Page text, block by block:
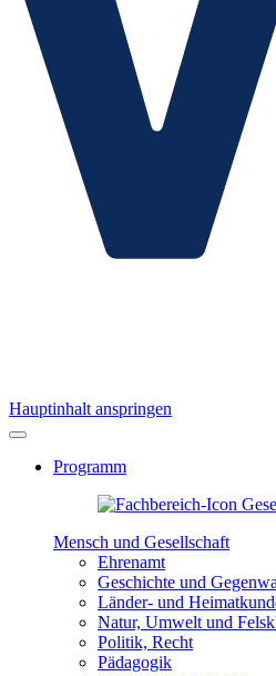
Hauptinhalt anspringen
Programm
Mensch und Gesellschaft
Ehrenamt
Geschichte und
Länder- und
Natur, Umwelt und
Politik, Recht
Pädagogik